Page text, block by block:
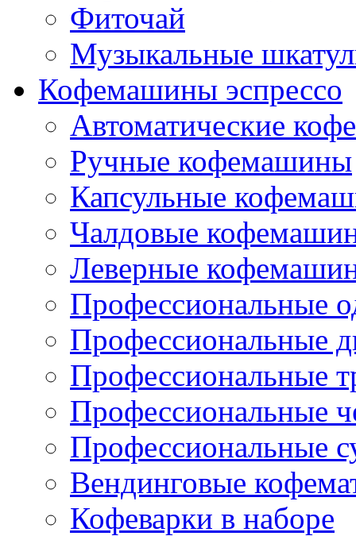
Фиточай
Музыкальные
Кофемашины эспрессо
Автоматические
Ручные кофемашины
Капсульные
Чалдовые
Леверные
Профессиональные
Профессиональные
Профессиональные
Профессиональные
Профессиональные
Вендинговые
Кофеварки в наборе